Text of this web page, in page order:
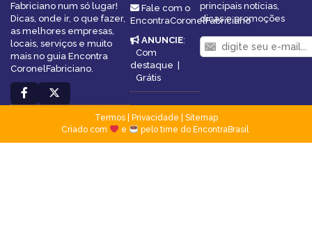
Fabriciano num só lugar!
Dicas, onde ir, o que fazer,
as melhores empresas,
locais, serviços e muito
mais no guia Encontra
CoronelFabriciano.
Fale com o
EncontraCoronelFabriciano
ANUNCIE:
Com
destaque
Grátis
principais notícias,
dicas e promoções
Termos| Privacidade
Sitemap
Criado com
e pelo time do EncontraBrasil